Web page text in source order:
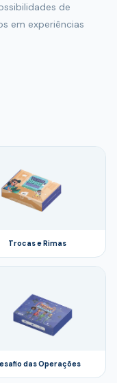
de
em experiências
Trocas e Rimas
das Operações